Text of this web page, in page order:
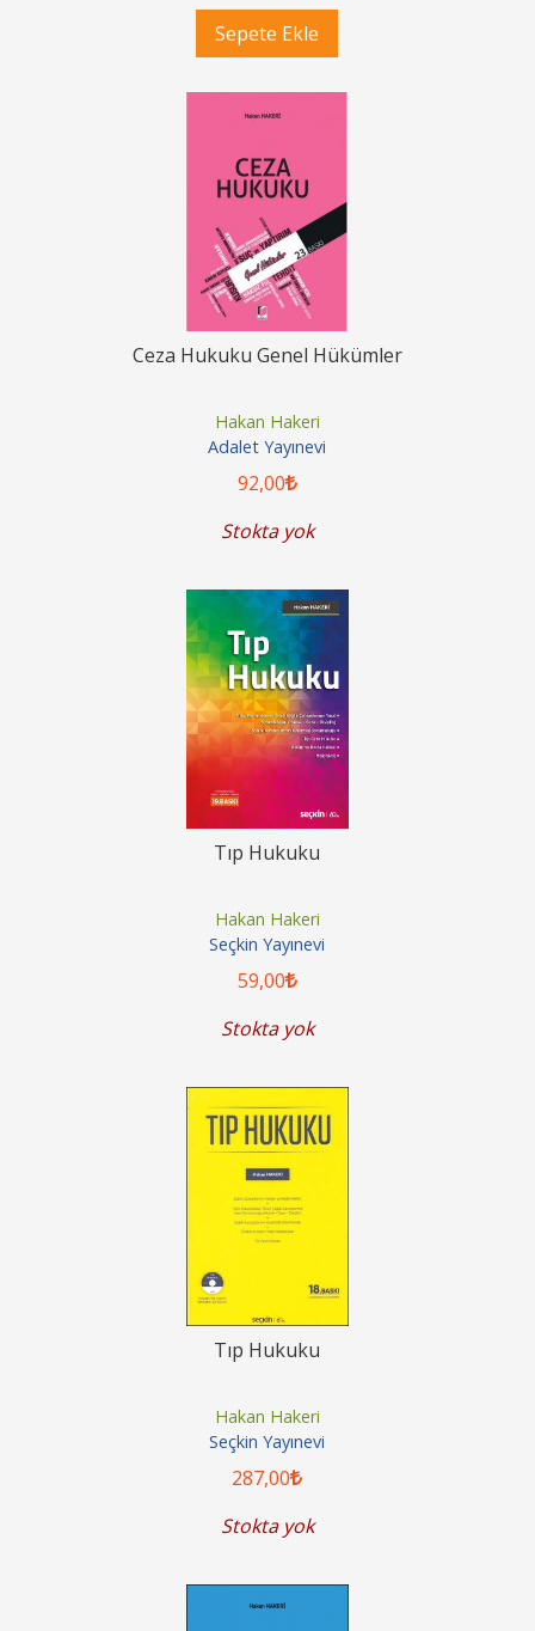
Sepete Ekle
Ceza Hukuku Genel Hükümler
Hakan Hakeri
Adalet Yayınevi
92,00
Stokta yok
Tıp Hukuku
Hakan Hakeri
Seçkin Yayınevi
59,00
Stokta yok
Tıp Hukuku
Hakan Hakeri
Seçkin Yayınevi
287,00
Stokta yok